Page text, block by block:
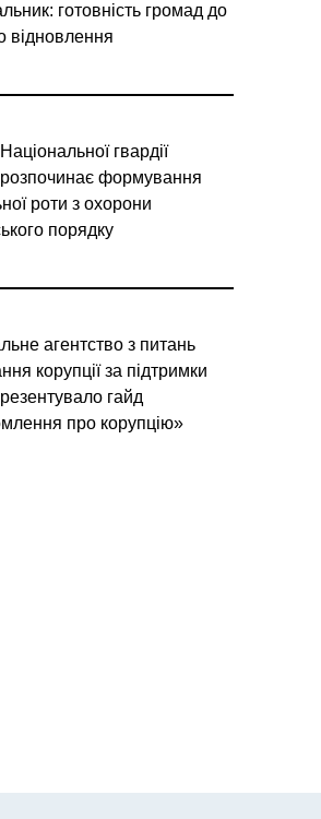
готовність громад до
відновлення
гвардії
розпочинає формування
роти з охорони
порядку
агентство з питань
корупції за підтримки
гайд
про корупцію»